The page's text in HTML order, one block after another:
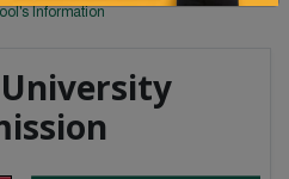
Information